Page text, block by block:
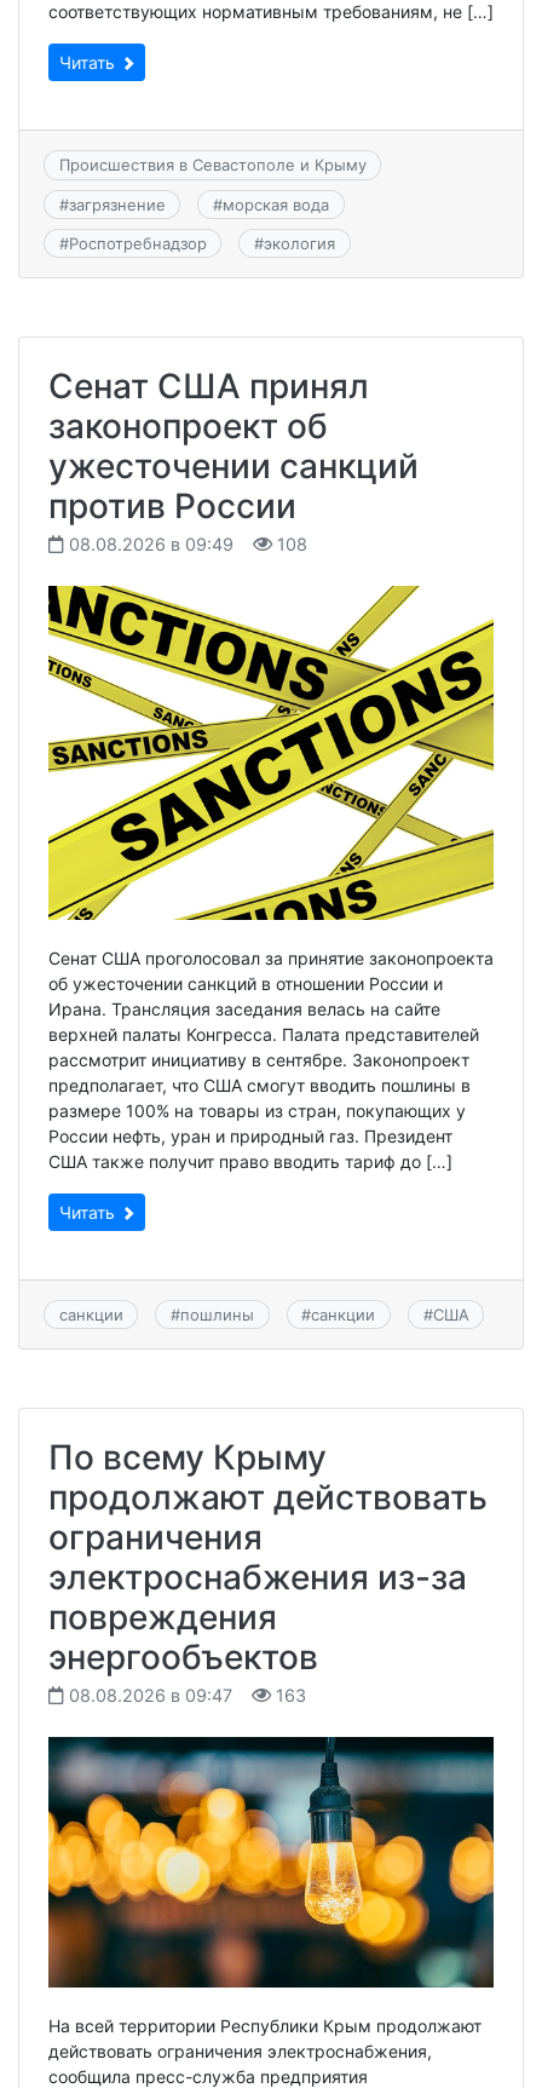
соответствующих нормативным требованиям, не […]
Читать
Происшествия в Севастополе и Крыму
#загрязнение #морская вода
#Роспотребнадзор #экология
Сенат США принял
законопроект об
ужесточении санкций
против России
08.08.2026 в 09:49 108
Сенат США проголосовал за принятие законопроекта
об ужесточении санкций в отношении России и
Ирана. Трансляция заседания велась на сайте
верхней палаты Конгресса. Палата представителей
рассмотрит инициативу в сентябре. Законопроект
предполагает, что США смогут вводить пошлины в
размере 100% на товары из стран, покупающих у
России нефть, уран и природный газ. Президент
США также получит право вводить тариф до […]
Читать
санкции #пошлины #санкции #США
По всему Крыму
продолжают действовать
ограничения
электроснабжения из-за
повреждения
энергообъектов
08.08.2026 в 09:47 163
На всей территории Республики Крым продолжают
действовать ограничения электроснабжения,
сообщила пресс-служба предприятия